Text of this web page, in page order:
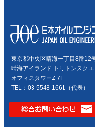
東京都中央区晴海一丁目8番12
晴海アイランド トリトンスクエ
オフィスタワーZ 7F
TEL：03-5548-1661（代表）